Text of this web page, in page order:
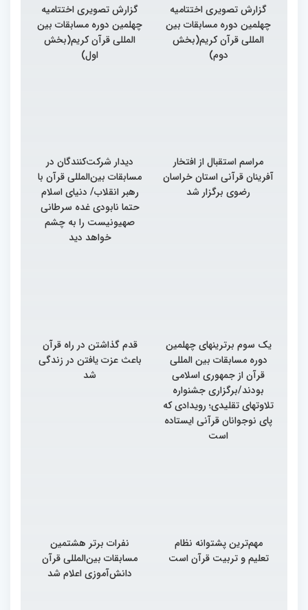
گزارش تصویری اختتامیه
چهلمین دوره مسابقات بین
المللی قرآن کریم(بخش
دوم)
گزارش تصویری اختتامیه
چهلمین دوره مسابقات بین
المللی قرآن کریم(بخش
اول)
مراسم استقبال از افتخار
آفرینان قرآنی استان خراسان
رضوی برگزار شد
دیدار شرکت‌کنندگان در
مسابقات بین‌المللی قرآن با
رهبر انقلاب/ دنیای اسلام
حتما نابودی غده سرطانی
صهیونیست را به چشم
خواهد دید
یک سوم برترینهای چهلمین
دوره مسابقات بین المللی
قرآن از جمهوری اسلامی
بودند/برگزاری جشنواره
تلاوتهای تقلیدی؛ رویدادی که
پای نوجوانان قرآنی ایستاده
است
قدم گذاشتن در راه قرآن
باعث عزت یافتن در زندگی
شد
مهم‌ترین پشتوانه نظام
تعلیم و تربیت قرآن است
نفرات برتر هشتمین
مسابقات بین‌المللی قرآن
دانش‌آموزی اعلام شد